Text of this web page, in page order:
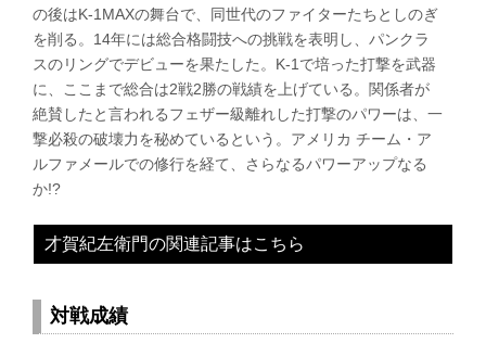
の後はK-1MAXの舞台で、同世代のファイターたちとしのぎ
を削る。14年には総合格闘技への挑戦を表明し、パンクラ
スのリングでデビューを果たした。K-1で培った打撃を武器
に、ここまで総合は2戦2勝の戦績を上げている。関係者が
絶賛したと言われるフェザー級離れした打撃のパワーは、一
撃必殺の破壊力を秘めているという。アメリカ チーム・ア
ルファメールでの修行を経て、さらなるパワーアップなる
か!?
才賀紀左衛門の関連記事はこちら
対戦成績